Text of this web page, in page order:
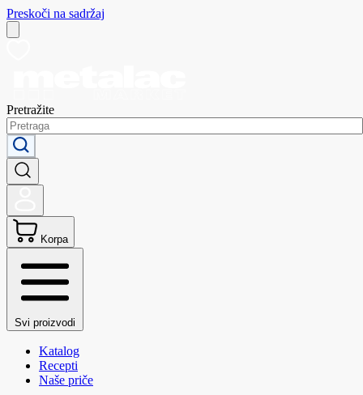
Preskoči na sadržaj
Pretražite
Korpa
Svi proizvodi
Katalog
Recepti
Naše priče